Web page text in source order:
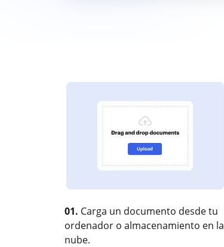
01. Carga un documento desde tu
ordenador o almacenamiento en la
nube.